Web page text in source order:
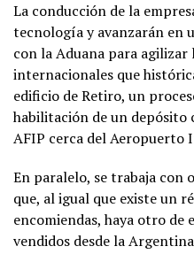
La conducción de la
tecnología y avanzarán en
con la Aduana para
internacionales que
edificio de Retiro, un
habilitación de un depósito
AFIP cerca del Aeropuerto
En paralelo, se trabaja con
que, al igual que existe un
encomiendas, haya otro
vendidos desde la